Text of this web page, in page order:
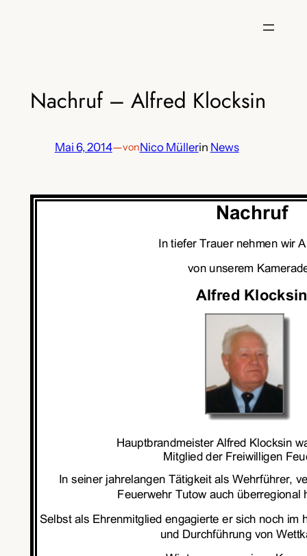
Nachruf – Alfred Klocksin
Mai 6, 2014—vonNico Müllerin News